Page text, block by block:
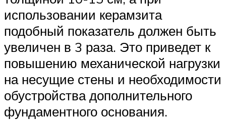
использовании керамзита
подобный показатель должен быть
увеличен в 3 раза. Это приведет к
повышению механической нагрузки
на несущие стены и необходимости
обустройства дополнительного
фундаментного основания.